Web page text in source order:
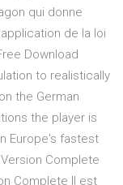
qui donne
de la loi
Download
to realistically
the German
the player is
Europe's fastest
Version Complete
Complete Il est